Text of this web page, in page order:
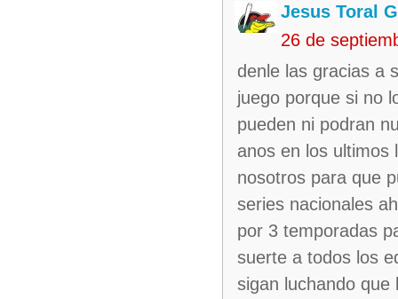
Jesus Toral
26 de
denle las gracias a
juego porque si no
pueden ni podran
anos en los ultimos
nosotros para que
series nacionales
por 3 temporadas
suerte a todos los
sigan luchando